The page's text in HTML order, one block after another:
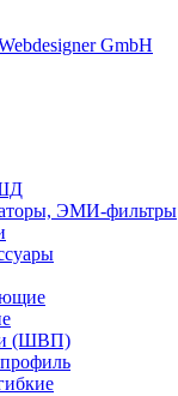
GmbH
ЭМИ-фильтры
(ШВП)